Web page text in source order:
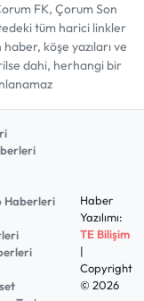
FK, Çorum Son
tüm harici linkler
köşe yazıları ve
dahi, herhangi bir
Haberleri
Haber
Yazılımı:
TE Bilişim
|
Copyright
© 2026